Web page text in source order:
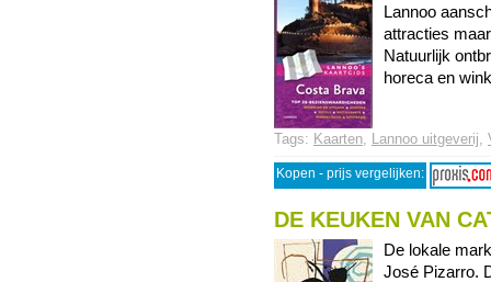
Lannoo
attracties
Natuurlijk
horeca en
Tags: Kaarten, Lannoo uitgeverij,
Kopen - prijs vergelijken:
DE KEUKEN VAN
De lokale
José Pizarro.